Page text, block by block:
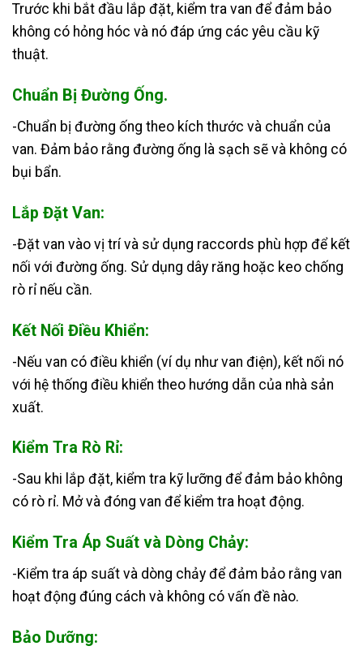
Trước khi bắt đầu lắp đặt, kiểm tra van để đảm bảo
không có hỏng hóc và nó đáp ứng các yêu cầu kỹ
thuật.
Chuẩn Bị Đường Ống.
-Chuẩn bị đường ống theo kích thước và chuẩn của
van. Đảm bảo rằng đường ống là sạch sẽ và không có
bụi bẩn.
Lắp Đặt Van:
-Đặt van vào vị trí và sử dụng raccords phù hợp để kết
nối với đường ống. Sử dụng dây răng hoặc keo chống
rò rỉ nếu cần.
Kết Nối Điều Khiển:
-Nếu van có điều khiển (ví dụ như van điện), kết nối nó
với hệ thống điều khiển theo hướng dẫn của nhà sản
xuất.
Kiểm Tra Rò Rỉ:
-Sau khi lắp đặt, kiểm tra kỹ lưỡng để đảm bảo không
có rò rỉ. Mở và đóng van để kiểm tra hoạt động.
Kiểm Tra Áp Suất và Dòng Chảy:
-Kiểm tra áp suất và dòng chảy để đảm bảo rằng van
hoạt động đúng cách và không có vấn đề nào.
Bảo Dưỡng: